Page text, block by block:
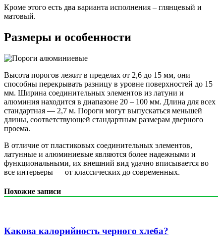
Кроме этого есть два варианта исполнения – глянцевый и
матовый.
Размеры и особенности
Высота порогов лежит в пределах от 2,6 до 15 мм, они
способны перекрывать разницу в уровне поверхностей до 15
мм. Ширина соединительных элементов из латуни и
алюминия находится в диапазоне 20 – 100 мм. Длина для всех
стандартная — 2,7 м. Пороги могут выпускаться меньшей
длины, соответствующей стандартным размерам дверного
проема.
В отличие от пластиковых соединительных элементов,
латунные и алюминиевые являются более надежными и
функциональными, их внешний вид удачно вписывается во
все интерьеры — от классических до современных.
Похожие записи
Какова калорийность черного хлеба?